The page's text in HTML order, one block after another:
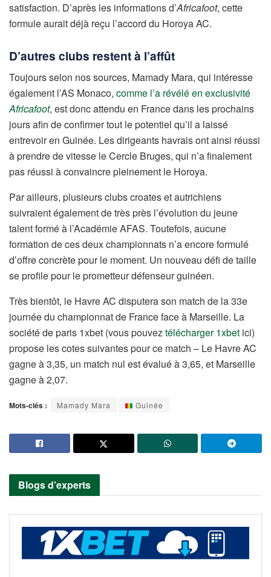
satisfaction. D’après les informations d’Africafoot, cette
formule aurait déjà reçu l’accord du Horoya AC.
D’autres clubs restent à l’affût
Toujours selon nos sources, Mamady Mara, qui intéresse
également l’AS Monaco, comme l’a révélé en exclusivité
Africafoot, est donc attendu en France dans les prochains
jours afin de confirmer tout le potentiel qu’il a laissé
entrevoir en Guinée. Les dirigeants havrais ont ainsi réussi
à prendre de vitesse le Cercle Bruges, qui n’a finalement
pas réussi à convaincre pleinement le Horoya.
Par ailleurs, plusieurs clubs croates et autrichiens
suivraient également de très près l’évolution du jeune
talent formé à l’Académie AFAS. Toutefois, aucune
formation de ces deux championnats n’a encore formulé
d’offre concrète pour le moment. Un nouveau défi de taille
se profile pour le prometteur défenseur guinéen.
Très bientôt, le Havre AC disputera son match de la 33e
journée du championnat de France face à Marseille. La
société de paris 1xbet (vous pouveztélécharger 1xbet ici)
propose les cotes suivantes pour ce match – Le Havre AC
gagne à 3,35, un match nul est évalué à 3,65, et Marseille
gagne à 2,07.
Mots-clés : Mamady Mara Guinée
Blogs d’experts